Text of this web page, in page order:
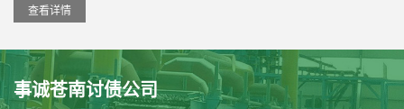
查看详情
事诚苍南讨债公司